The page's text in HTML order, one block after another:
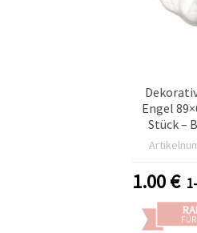
Engel
Stück –
1.00€